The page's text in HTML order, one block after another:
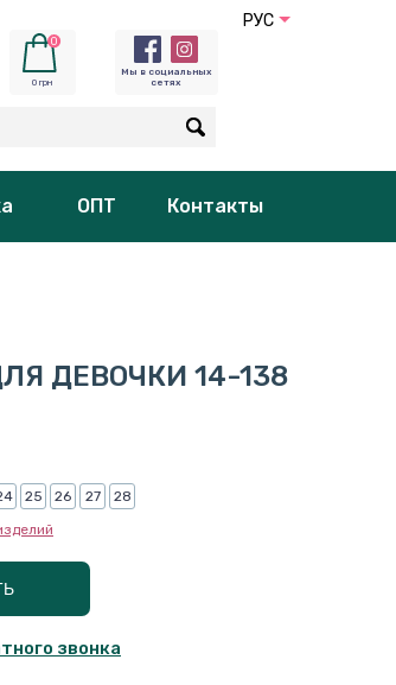
0
0 грн
Мы в социальных
сетях
РУС
ОПТ Контакты
ДЕВОЧКИ 14-138
25 26 27
28
звонка